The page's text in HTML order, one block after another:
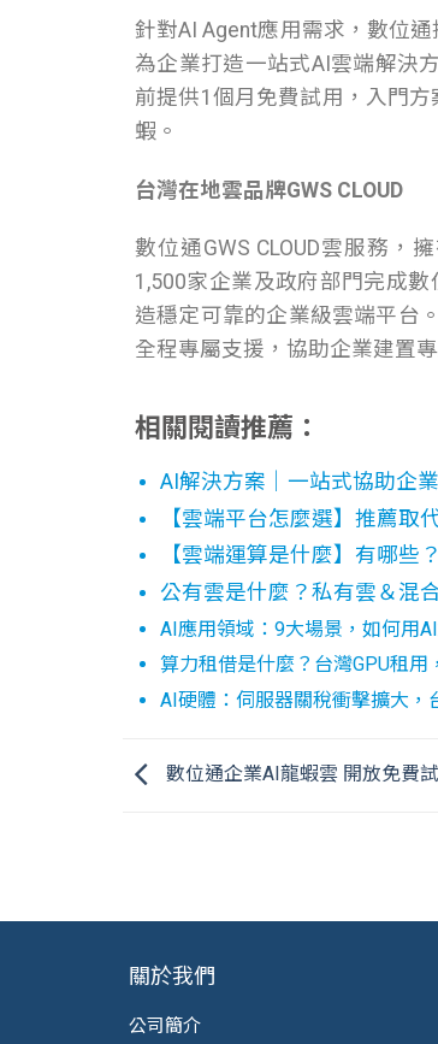
針對AI Agent應用需求，數位通
為企業打造一站式AI雲端解決
前提供1個月免費試用，入門
蝦。
台灣在地雲品牌GWS CLOUD
數位通GWS CLOUD雲服務
1,500家企業及政府部門完成數
造穩定可靠的企業級雲端平台
全程專屬支援，協助企業建置
相關閱讀推薦：
AI解決方案｜一站式協助企
【雲端平台怎麼選】推薦取
【雲端運算是什麼】有哪些
公有雲是什麼？私有雲＆混
AI應用領域：9大場景，如何用
算力租借是什麼？台灣GPU租用
AI硬體：伺服器關稅衝擊擴大，
數位通企業AI龍蝦雲 開放免費
關於我們
公司簡介